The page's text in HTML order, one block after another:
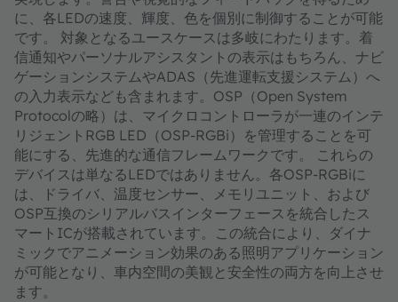
に、各LEDの速度、輝度、色を個別に制御することが可能
です。 対象となるユースケースは多岐にわたります。着
信通知やパーソナルアシスタントの表示はもちろん、ナビ
ゲーションシステムやADAS（先進運転支援システム）へ
の入力表示なども含まれます。OSP（Open System
Protocolの略）は、マイクロコントローラが一連のインテ
リジェントRGB LED（OSP-RGBi）を管理することを可
能にする、先進的な通信フレームワークです。 これらの
デバイスは単なるLEDではありません。各OSP-RGBiに
は、ドライバ、温度センサー、メモリユニット、および
OSP互換のシリアルバスインターフェースを統合したス
マートICが搭載されています。この統合により、ダイナ
ミックでアニメーション効果のある照明アプリケーション
が可能となり、車内空間の美観と安全性の両方を向上させ
ます。